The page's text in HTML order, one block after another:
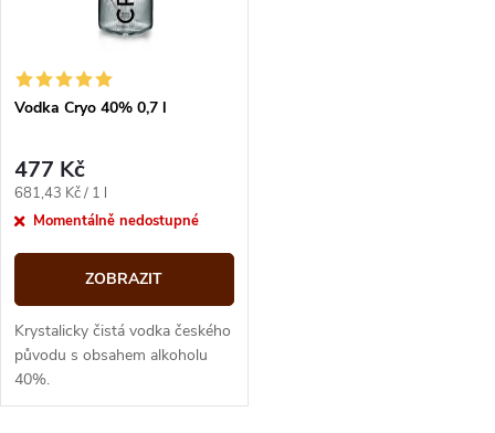
í
p
r
o
d
u
k
s
p
r
o
d
u
Vodka Cryo 40% 0,7 l
477 Kč
Měrná
cena:
681,43 Kč / 1 l
Momentálně nedostupné
ZOBRAZIT
Krystalicky čistá vodka českého
původu s obsahem alkoholu
40%.